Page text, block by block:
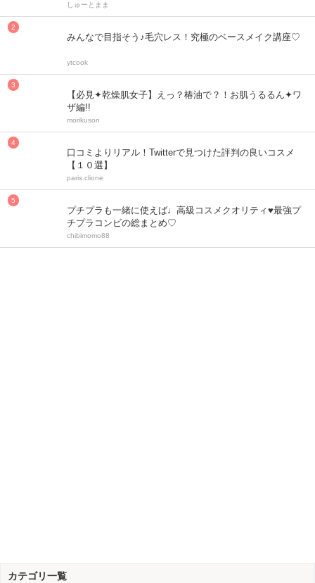
しゅーとまま
みんなで目指そう♪毛穴レス！究極のベースメイク講座♡
ytcook
【必見✦乾燥肌女子】えっ？椿油で？！お肌うるるん✦ワ
ザ編!!
morikuson
口コミよりリアル！Twitterで見つけた評判の良いコスメ
【１０選】
paris.clione
プチプラも一緒に使えば♩高級コスメクオリティ♥最強プ
チプラコンビの総まとめ♡
chibimomo88
カテゴリ一覧